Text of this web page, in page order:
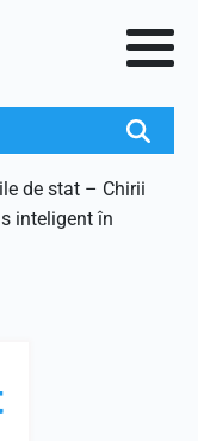
de stat – Chirii
inteligent în